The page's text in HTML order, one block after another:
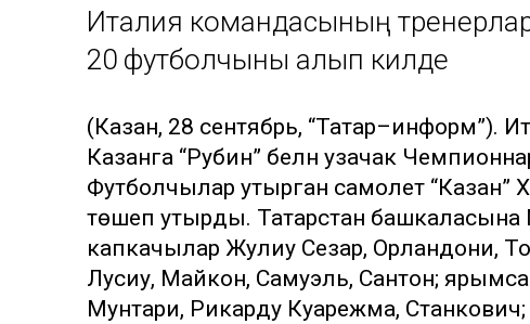
Италия командасының
20 футболчыны алып килде
(Казан, 28 сентябрь,
Казанга “Рубин” белән узачак
Футболчылар утырган самолет “Казан”
төшеп утырды. Татарстан
капкачылар Жулиу Сезар, Орландони,
Лусиу, Майкон, Самуэль, Сантон;
Мунтари, Рикарду Куарежма,